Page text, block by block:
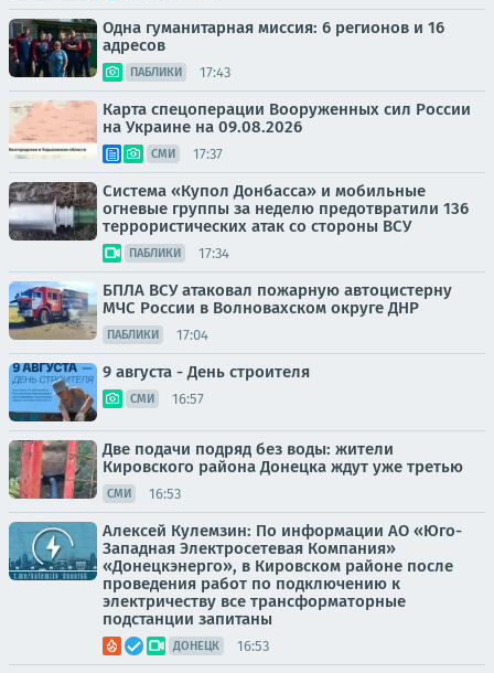
Одна гуманитарная миссия: 6 регионов и 16
адресов
ПАБЛИКИ 17:43
Карта спецоперации Вооруженных сил России
на Украине на 09.08.2026
СМИ 17:37
Система «Купол Донбасса» и мобильные
огневые группы за неделю предотвратили 136
террористических атак со стороны ВСУ
ПАБЛИКИ 17:34
БПЛА ВСУ атаковал пожарную автоцистерну
МЧС России в Волновахском округе ДНР
ПАБЛИКИ 17:04
9 августа - День строителя
СМИ 16:57
Две подачи подряд без воды: жители
Кировского района Донецка ждут уже третью
СМИ 16:53
Алексей Кулемзин: По информации АО «Юго-
Западная Электросетевая Компания»
«Донецкэнерго», в Кировском районе после
проведения работ по подключению к
электричеству все трансформаторные
подстанции запитаны
ДОНЕЦК 16:53